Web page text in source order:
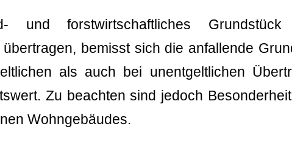
und forstwirtschaftliches
bemisst sich die anfallende
als auch bei unentgeltlichen
Zu beachten sind jedoch
Wohngebäudes.